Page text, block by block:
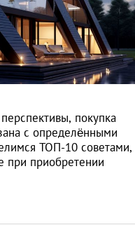
покупка
с определёнными
ТОП-10 советами,
при приобретении